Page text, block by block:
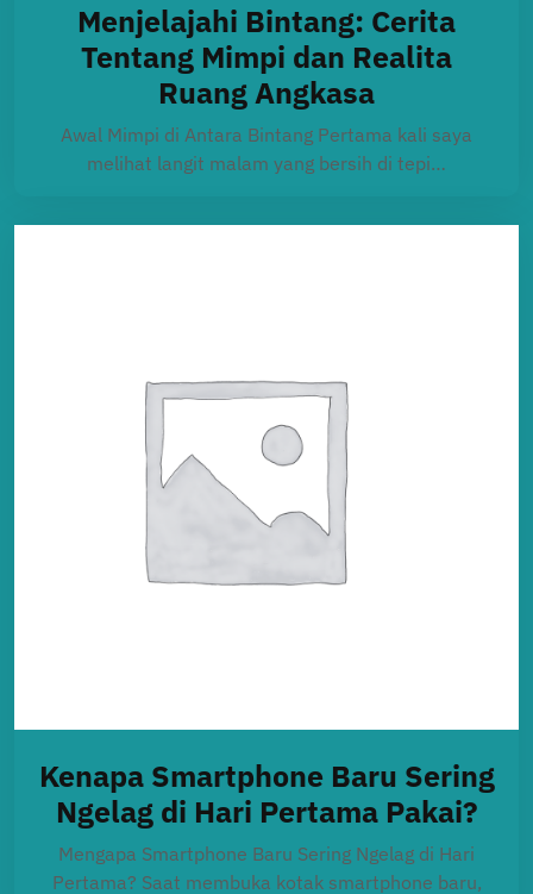
Menjelajahi Bintang: Cerita
Tentang Mimpi dan Realita
Ruang Angkasa
Awal Mimpi di Antara Bintang Pertama kali saya
melihat langit malam yang bersih di tepi…
Kenapa Smartphone Baru Sering
Ngelag di Hari Pertama Pakai?
Mengapa Smartphone Baru Sering Ngelag di Hari
Pertama? Saat membuka kotak smartphone baru,